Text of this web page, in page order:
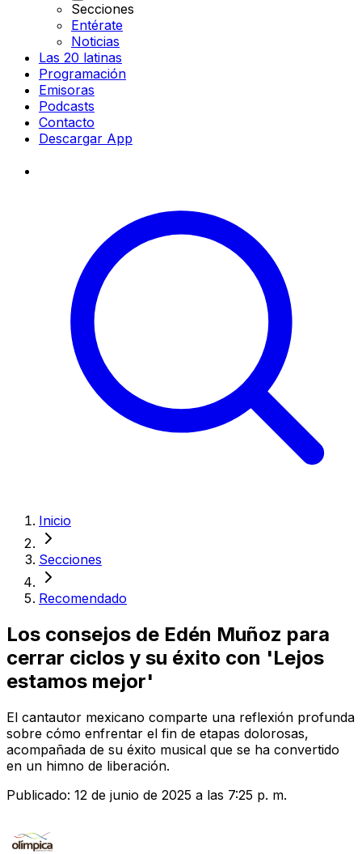
Secciones
Entérate
Noticias
Las 20 latinas
Programación
Emisoras
Podcasts
Contacto
Descargar App
Inicio
Secciones
Recomendado
Los consejos de Edén Muñoz para
cerrar ciclos y su éxito con 'Lejos
estamos mejor'
El cantautor mexicano comparte una reflexión profunda
sobre cómo enfrentar el fin de etapas dolorosas,
acompañada de su éxito musical que se ha convertido
en un himno de liberación.
Publicado: 12 de junio de 2025 a las 7:25 p. m.